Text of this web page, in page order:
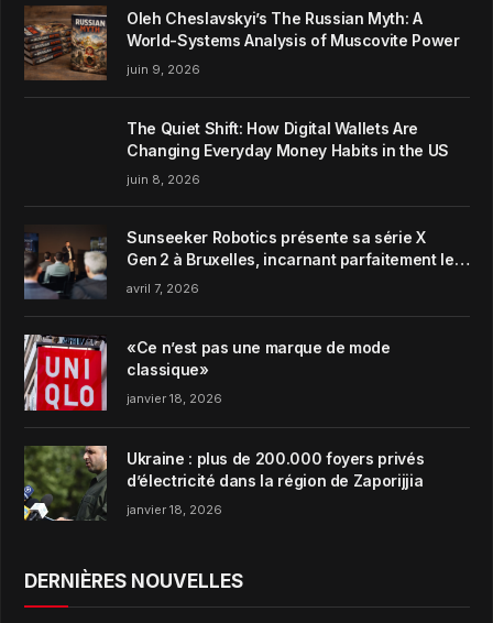
Oleh Cheslavskyi’s The Russian Myth: A
World-Systems Analysis of Muscovite Power
juin 9, 2026
The Quiet Shift: How Digital Wallets Are
Changing Everyday Money Habits in the US
juin 8, 2026
Sunseeker Robotics présente sa série X
Gen 2 à Bruxelles, incarnant parfaitement le
concept de Garden Harmony de la marque
avril 7, 2026
«Ce n’est pas une marque de mode
classique»
janvier 18, 2026
Ukraine : plus de 200.000 foyers privés
d’électricité dans la région de Zaporijjia
janvier 18, 2026
DERNIÈRES NOUVELLES